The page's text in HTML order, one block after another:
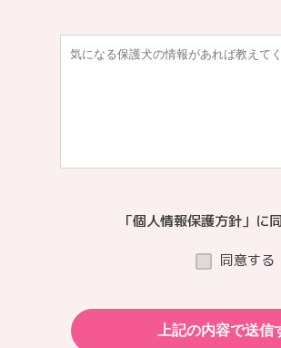
「個人情報保護方針」に
同意する